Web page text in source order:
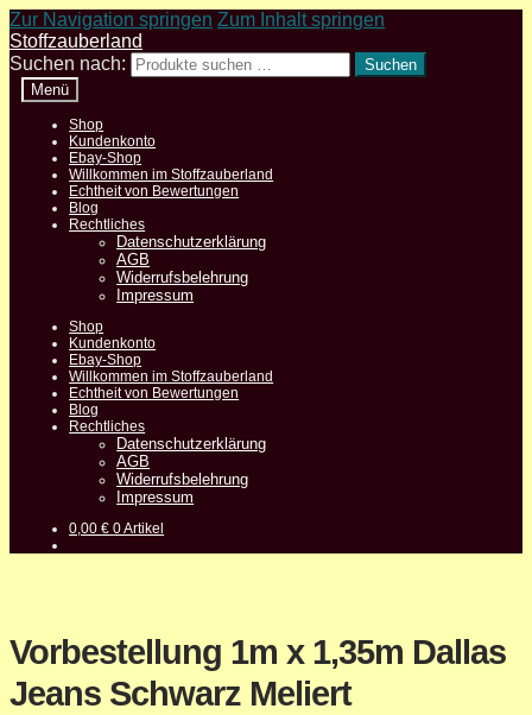
Zur Navigation springen Zum Inhalt springen
Stoffzauberland
Suchen nach:
Suchen
Menü
Shop
Kundenkonto
Ebay-Shop
Willkommen im Stoffzauberland
Echtheit von Bewertungen
Blog
Rechtliches
Datenschutzerklärung
AGB
Widerrufsbelehrung
Impressum
Shop
Kundenkonto
Ebay-Shop
Willkommen im Stoffzauberland
Echtheit von Bewertungen
Blog
Rechtliches
Datenschutzerklärung
AGB
Widerrufsbelehrung
Impressum
0,00€ 0 Artikel
Vorbestellung 1m x 1,35m Dallas
Jeans Schwarz Meliert